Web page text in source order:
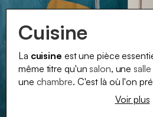
Cuisine
La cuisine est une pièce
même titre qu'un salon, une
une chambre. C'est là où l'on
aussi où l'on se retrouve en
partager des moments
Voir plus